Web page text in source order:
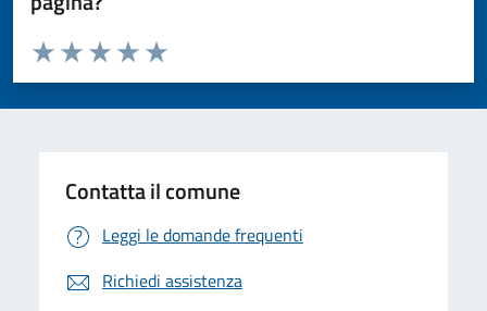
Valuta da 1 a 5 stelle la pagina
Valuta 5 stelle su 5
Valuta 4 stelle su 5
Valuta 3 stelle su 5
Valuta 2 stelle su 5
Valuta 1 stelle su 5
Contatta il comune
Leggi le domande frequenti
Richiedi assistenza